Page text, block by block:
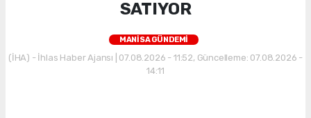
SATIYOR
MANİSA GÜNDEMİ
(İHA) - İhlas Haber Ajansı | 07.08.2026 - 11:52, Güncelleme: 07.08.2026 -
14:11